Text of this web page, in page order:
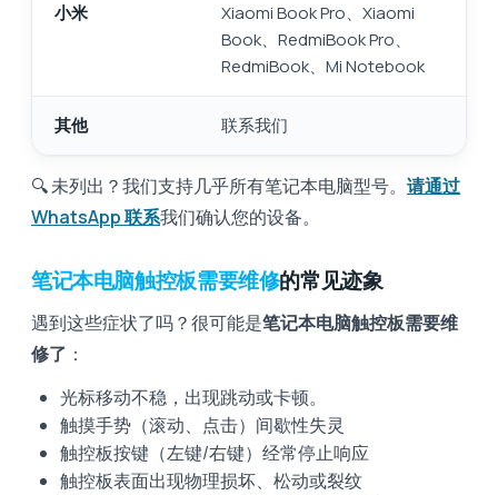
小米
Xiaomi Book Pro、Xiaomi
Book、RedmiBook Pro、
RedmiBook、Mi Notebook
其他 联系我们
🔍 未列出？我们支持几乎所有笔记本电脑型号。 请通过
WhatsApp 联系我们确认您的设备。
笔记本电脑触控板需要维修的常见迹象
遇到这些症状了吗？很可能是笔记本电脑触控板需要维
修了 ：
光标移动不稳，出现跳动或卡顿。
触摸手势（滚动、点击）间歇性失灵
触控板按键（左键/右键）经常停止响应
触控板表面出现物理损坏、松动或裂纹